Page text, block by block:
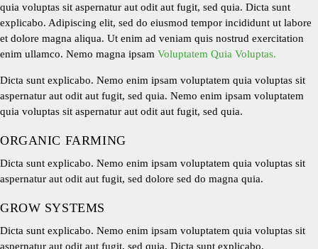
quia voluptas sit aspernatur aut odit aut fugit, sed quia. Dicta sunt
explicabo. Adipiscing elit, sed do eiusmod tempor incididunt ut labore
et dolore magna aliqua. Ut enim ad veniam quis nostrud exercitation
enim ullamco. Nemo magna ipsam Voluptatem Quia Voluptas.
Dicta sunt explicabo. Nemo enim ipsam voluptatem quia voluptas sit
aspernatur aut odit aut fugit, sed quia. Nemo enim ipsam voluptatem
quia voluptas sit aspernatur aut odit aut fugit, sed quia.
ORGANIC FARMING
Dicta sunt explicabo. Nemo enim ipsam voluptatem quia voluptas sit
aspernatur aut odit aut fugit, sed dolore sed do magna quia.
GROW SYSTEMS
Dicta sunt explicabo. Nemo enim ipsam voluptatem quia voluptas sit
aspernatur aut odit aut fugit, sed quia. Dicta sunt explicabo.